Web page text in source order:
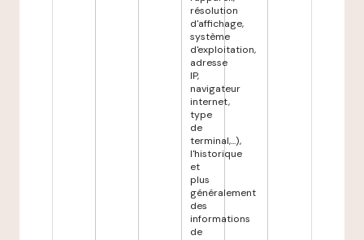
résolution
d'affichage,
système
d'exploitation,
adresse
IP,
navigateur
internet,
type
de
terminal,...),
l'historique
et
plus
généralement
des
informations
de